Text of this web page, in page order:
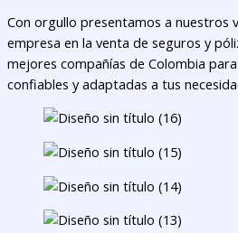
Con orgullo presentamos a nuestros
empresa en la venta de seguros y
mejores compañías de Colombia
confiables y adaptadas a tus